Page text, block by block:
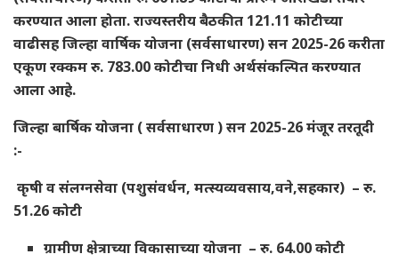
करण्यात आला होता. राज्यस्तरीय बैठकीत 121.11 कोटीच्या
वाढीसह जिल्हा वार्षिक योजना (सर्वसाधारण) सन 2025-26 करीता
एकूण रक्‍कम रु. 783.00 कोटीचा निधी अर्थसंकल्पित करण्यात
आला आहे.
जिल्हा बार्षिक योजना ( सर्वसाधारण ) सन 2025-26 मंजूर तरतूदी
:-
कृषी व संलग्नसेवा (पशुसंवर्धन, मत्स्यव्यवसाय,वने,सहकार) – रु.
51.26 कोटी
ग्रामीण क्षेत्राच्या विकासाच्या योजना – रु. 64.00 कोटी